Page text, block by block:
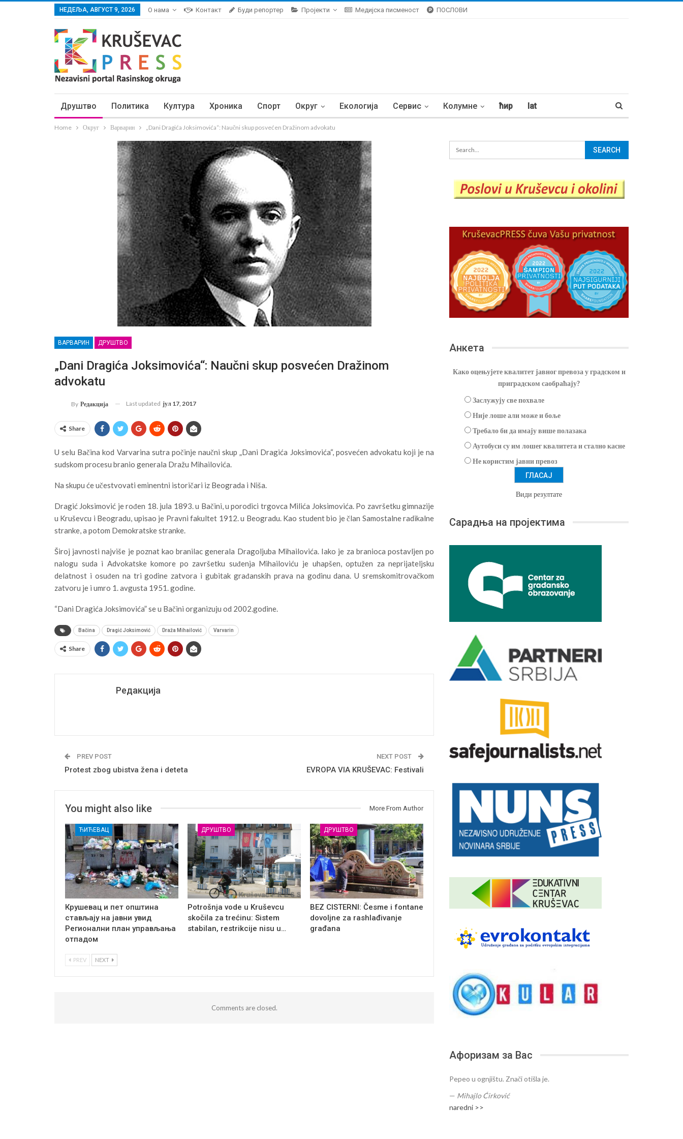
НЕДЕЉА, АВГУСТ 9, 2026 О нама Контакт Буди репортер Пројекти Медијска писменост ПОСЛОВИ
Друштво Политика Култура Хроника Спорт Округ Екологија Сервис Колумне ћир lat
Home Округ Варварин „Dani Dragića Joksimovića“: Naučni skup posvećen Dražinom advokatu
ВАРВАРИН ДРУШТВО
„Dani Dragića Joksimovića“: Naučni skup posvećen Dražinom
advokatu
By Редакција Last updated јул 17, 2017
Share
U selu Bačina kod Varvarina sutra počinje naučni skup „Dani Dragića Joksimovića“, posvećen advokatu koji je na
sudskom procesu branio generala Dražu Mihailovića.
Na skupu će učestvovati eminentni istoričari iz Beograda i Niša.
Dragić Joksimović je rođen 18. jula 1893. u Bačini, u porodici trgovca Milića Joksimovića. Po završetku gimnazije
u Kruševcu i Beogradu, upisao je Pravni fakultet 1912. u Beogradu. Kao student bio je član Samostalne radikalne
stranke, a potom Demokratske stranke.
Široj javnosti najviše je poznat kao branilac generala Dragoljuba Mihailovića. Iako je za branioca postavljen po
nalogu suda i Advokatske komore po završetku suđenja Mihailoviću je uhapšen, optužen za neprijateljsku
delatnost i osuđen na tri godine zatvora i gubitak građanskih prava na godinu dana. U sremskomitrovačkom
zatvoru je i umro 1. avgusta 1951. godine.
“Dani Dragića Joksimovića” se u Bačini organizuju od 2002.godine.
Bačina Dragić Joksimović Draža Mihailović Varvarin
Share
Редакција
PREV POST
Protest zbog ubistva žena i deteta
NEXT POST
EVROPA VIA KRUŠEVAC: Festivali
You might also like More From Author
ЋИЋЕВАЦ
Крушевац и пет општина
стављају на јавни увид
Регионални план управљања
отпадом
ДРУШТВО
Potrošnja vode u Kruševcu
skočila za trećinu: Sistem
stabilan, restrikcije nisu u…
ДРУШТВО
BEZ CISTERNI: Česme i fontane
dovoljne za rashlađivanje
građana
PREV NEXT
Comments are closed.
Анкета
Како оцењујете квалитет јавног превоза у градском и
приградском саобраћају?
Заслужују све похвале
Није лоше али може и боље
Требало би да имају више полазака
Аутобуси су им лошег квалитета и стално касне
Не користим јавни превоз
Види резултате
Сарадња на пројектима
Афоризам за Вас
Pepeo u ognjištu. Znači otišla je.
— Mihajlo Ćirković
naredni >>